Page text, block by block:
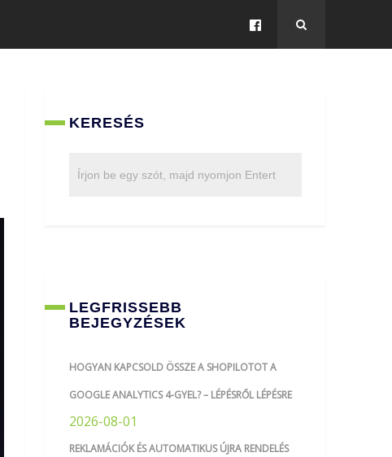
KERESÉS
LEGFRISSEBB
BEJEGYZÉSEK
HOGYAN KAPCSOLD ÖSSZE A SHOPILOTOT A
GOOGLE ANALYTICS 4-GYEL? – LÉPÉSRŐL LÉPÉSRE
2026-08-01
REKLAMÁCIÓK ÉS AUTOMATIKUS ÚJRA RENDELÉS